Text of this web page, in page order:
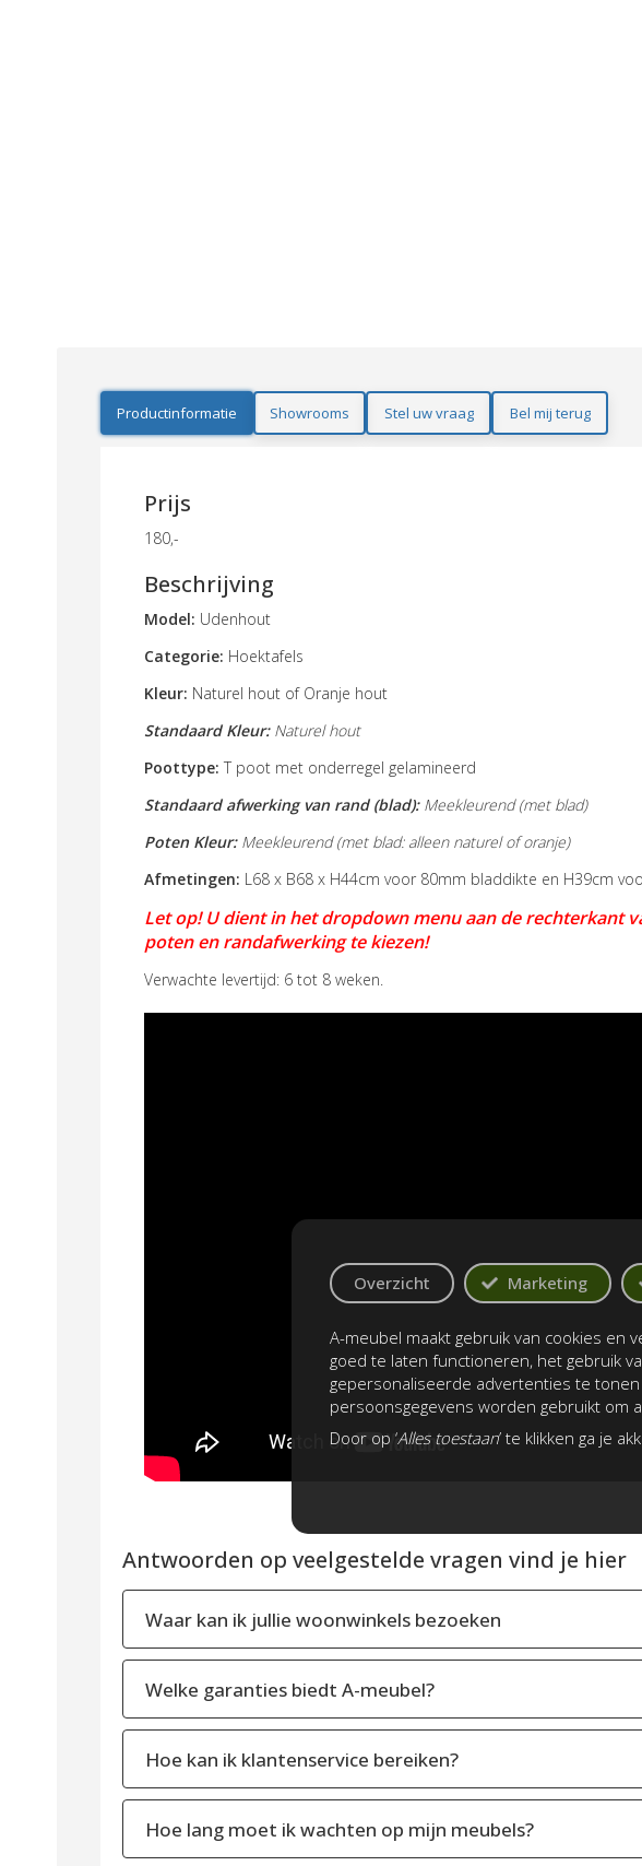
Productinformatie Showrooms Stel uw vraag Bel mij terug
Prijs
180,-
Beschrijving
Model: Udenhout
Categorie: Hoektafels
Kleur: Naturel hout of Oranje hout
Standaard Kleur:Naturel hout
Poottype: T poot met onderregel gelamineerd
Standaard afwerking van rand (blad):Meekleurend(met blad)
Poten Kleur:Meekleurend (met blad: alleen naturel of oranje)
Afmetingen: L68 x B68 x H44cm voor 80mm bladdikte en H39cm
Let op! U dient in het dropdown menu aan de rechterkant
poten en randafwerking te kiezen!
Verwachte levertijd: 6 tot 8 weken.
Antwoorden op veelgestelde vragen vind je hier
Waar kan ik jullie woonwinkels bezoeken
Welke garanties biedt A-meubel?
Hoe kan ik klantenservice bereiken?
Hoe lang moet ik wachten op mijn meubels?
Overzicht Marketing
A-meubel maakt gebruik van cookies en
goed te laten functioneren, het gebruik
gepersonaliseerde advertenties te
persoonsgegevens worden gebruikt
Door op ‘Alles toestaan’ te klikken ga je